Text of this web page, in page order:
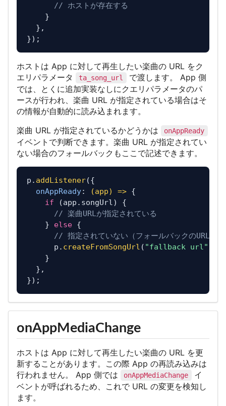
// ホストが存在する
    }
  },
ホストは App に対して再生したい楽曲の URL をク
エリパラメータ
ta_song_url
で渡します。 App 側
では、とくに追加実装なしにクエリパラメータのパ
ースが行われ、楽曲 URL が指定されている場合はそ
の情報が自動的に読み込まれます。
楽曲 URL が指定されているかどうかは
onAppReady
イベントで判断できます。楽曲 URL が指定されてい
ない場合のフォールバックもここで記述できます。
p. addListener({
onAppReady: (app) => {
if (app. songUrl) {
// 楽曲URLが指定されている
    }
else {
// 指定されていない（フォールバックのURLを
      p.
createFromSongUrl ( "fallback url"
    }
  },
onAppMediaChange
ホストは App に対して再生したい楽曲の URL を更
新することがあります。この際 App の再読み込みは
行われません。 App 側では
onAppMediaChange
イ
ベントが呼ばれるため、これで URL の変更を検知し
ます。